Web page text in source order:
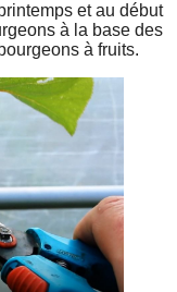
et au début
à la base des
à fruits.